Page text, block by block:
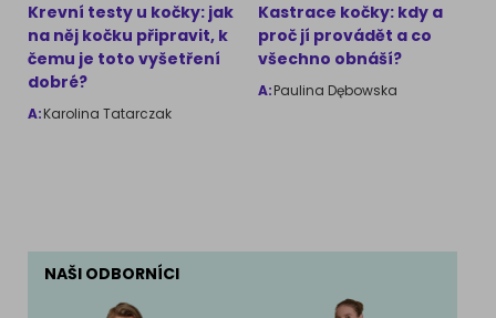
Krevní testy u kočky: jak
na něj kočku připravit, k
čemu je toto vyšetření
dobré?
A:Karolina Tatarczak
Kastrace kočky: kdy a
proč jí provádět a co
všechno obnáší?
A:Paulina Dębowska
NAŠI ODBORNÍCI